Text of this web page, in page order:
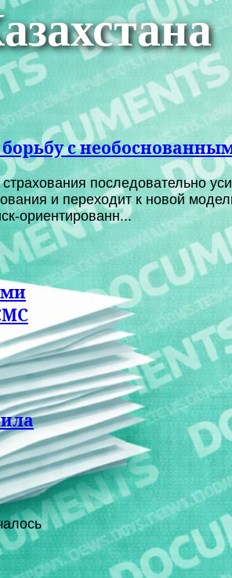
борьбу с
последовательно
и переходит к новой
ориентированн...